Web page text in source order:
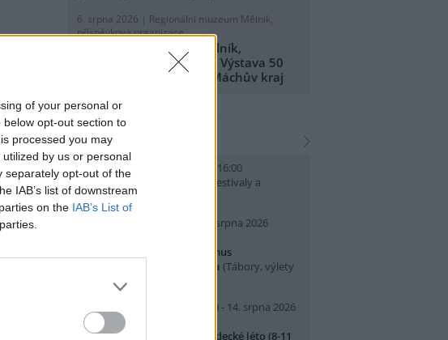
of your personal or
opt-out section to
processed you may
by us or personal
separately opt-out of the
IAB’s list of downstream
on the IAB’s List of
6. srpna 2026 | Regionální muzeum Mělník,
příspěvková organizace
Regionální muzeum Mělník,
příspěvková organizace: Výstava 50
let CHKO Kokořínsko - Máchův kraj
přidat tiskovou zprávu
kalendář akcí
9. srpna 2026 (neděle) 10:00 - 16:00
(Festivaly a
slavnosti, Praha 7 )
10. srpna 2026 (pondělí) - 14. srpna 2026
Hrajeme si v Pralese - 2. turnus
příměstského letního tábora (Tábory, výlety
a pobytové akce, Praha 19 )
10. srpna 2026 (pondělí) 07:30 - 14. srpna 2026
(pátek) 16:30
Příměstský tábor Přírodovědecké léto (8-11